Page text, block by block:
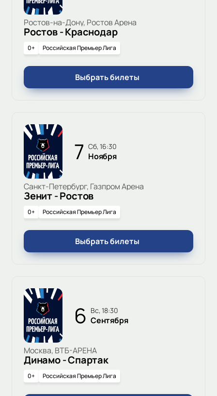
Ростов-на-Дону, Ростов Арена
Ростов - Краснодар
0+ Российская Премьер Лига
Выбрать билеты
7 сб, 16:30
Ноября
Санкт-Петербург, Газпром Арена
Зенит - Ростов
0+ Российская Премьер Лига
Выбрать билеты
6 вс, 18:30
Сентября
Москва, ВТБ-АРЕНА
Динамо - Спартак
0+ Российская Премьер Лига